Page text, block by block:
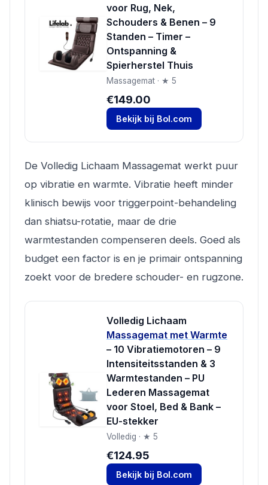
voor Rug, Nek,
Schouders & Benen – 9
Standen – Timer –
Ontspanning &
Spierherstel Thuis
Massagemat · ★ 5
€149.00
Bekijk bij Bol.com
De Volledig Lichaam Massagemat werkt puur
op vibratie en warmte. Vibratie heeft minder
klinisch bewijs voor triggerpoint-behandeling
dan shiatsu-rotatie, maar de drie
warmtestanden compenseren deels. Goed als
budget een factor is en je primair ontspanning
zoekt voor de bredere schouder- en rugzone.
Volledig Lichaam
Massagemat met Warmte
– 10 Vibratiemotoren – 9
Intensiteitsstanden & 3
Warmtestanden – PU
Lederen Massagemat
voor Stoel, Bed & Bank –
EU-stekker
Volledig · ★ 5
€124.95
Bekijk bij Bol.com